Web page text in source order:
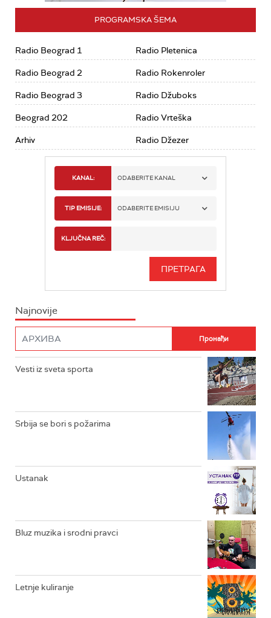
PROGRAMSKA ŠEMA
Radio Beograd 1
Radio Beograd 2
Radio Beograd 3
Beograd 202
Arhiv
Radio Pletenica
Radio Rokenroler
Radio Džuboks
Radio Vrteška
Radio Džezer
KANAL: ODABERITE KANAL
RADIO BEOGRAD 1
RADIO BEOGRAD 3
RADIO ROKENROLER
TIP EMISIJE: ODABERITE EMISIJU
INFO
KLJUČNA REČ:
Najnovije
Vesti iz sveta sporta
Srbija se bori s požarima
Ustanak
Bluz muzika i srodni pravci
Letnje kuliranje